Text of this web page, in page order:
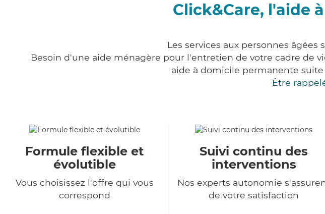
Click&Care, l'aide
Les services aux personnes âgées
Besoin d'une aide ménagère pour l'entretien de votre cadre de
aide à domicile permanente
Être
Formule flexible et
évolutible
Vous choisissez l'offre qui vous
correspond
Suivi continu des
interventions
Nos experts autonomie
de votre satisfaction